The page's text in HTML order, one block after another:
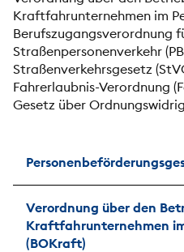
Kraftfahrunternehmen im
Berufszugangsverordnung
Straßenpersonenverkehr
Straßenverkehrsgesetz
Fahrerlaubnis-Verordnung
Gesetz über
Verordnung über den
Kraftfahrunternehmen
(BOKraft)